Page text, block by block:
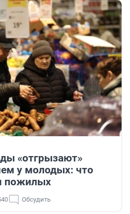
«отгрызают»
у молодых: что
пожилых
Обсудить